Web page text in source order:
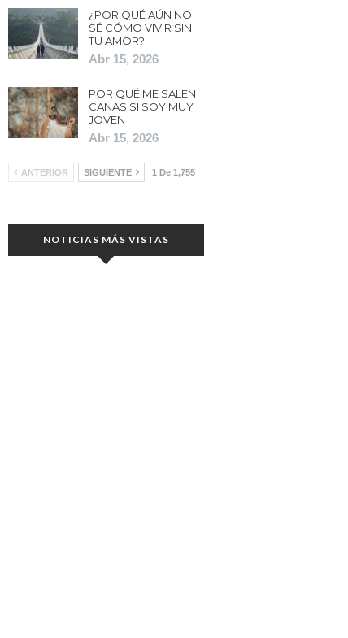
¿POR QUÉ AÚN NO
SÉ CÓMO VIVIR SIN
TU AMOR?
Abr 15, 2026
POR QUÉ ME SALEN
CANAS SI SOY MUY
JOVEN
Abr 15, 2026
ANTERIOR SIGUIENTE 1 De 1,755
NOTICIAS MÁS VISTAS